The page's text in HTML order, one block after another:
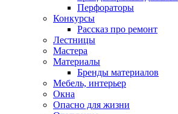
Перфораторы
Конкурсы
Рассказ про ремонт
Лестницы
Мастера
Материалы
Бренды материалов
Мебель, интерьер
Окна
Опасно для жизни